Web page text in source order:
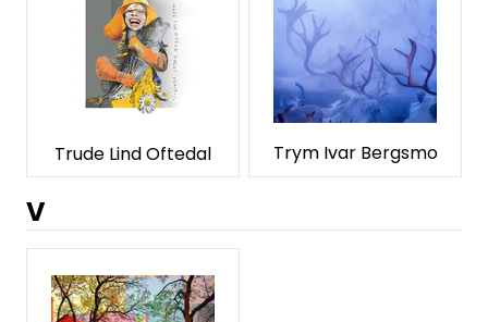
Trude Lind Oftedal Trym Ivar Bergsmo
V